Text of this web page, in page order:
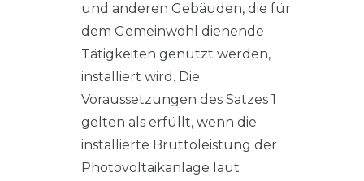
und anderen Gebäuden, die für
dem Gemeinwohl dienende
Tätigkeiten genutzt werden,
installiert wird. Die
Voraussetzungen des Satzes 1
gelten als erfüllt, wenn die
installierte Bruttoleistung der
Photovoltaikanlage laut